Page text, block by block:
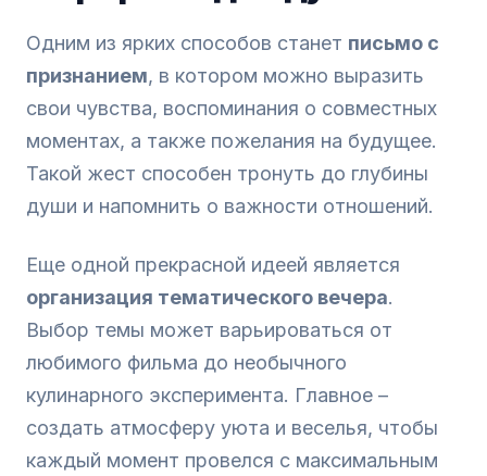
Одним из ярких способов станет письмо с
признанием, в котором можно выразить
свои чувства, воспоминания о совместных
моментах, а также пожелания на будущее.
Такой жест способен тронуть до глубины
души и напомнить о важности отношений.
Еще одной прекрасной идеей является
организация тематического вечера.
Выбор темы может варьироваться от
любимого фильма до необычного
кулинарного эксперимента. Главное –
создать атмосферу уюта и веселья, чтобы
каждый момент провелся с максимальным